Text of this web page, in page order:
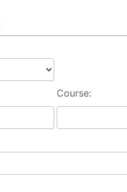
Course: